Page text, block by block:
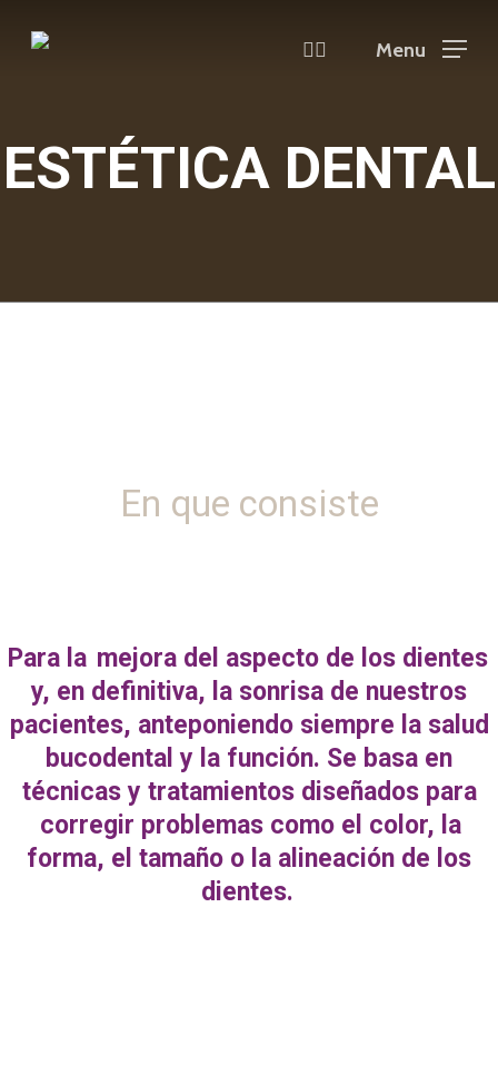
instagram
email Menu
ESTÉTICA DENTAL
En que consiste
Para la mejora del aspecto de los dientes
y, en definitiva, la sonrisa de nuestros
pacientes, anteponiendo siempre la salud
bucodental y la función. Se basa en
técnicas y tratamientos diseñados para
corregir problemas como el color, la
forma, el tamaño o la alineación de los
dientes.